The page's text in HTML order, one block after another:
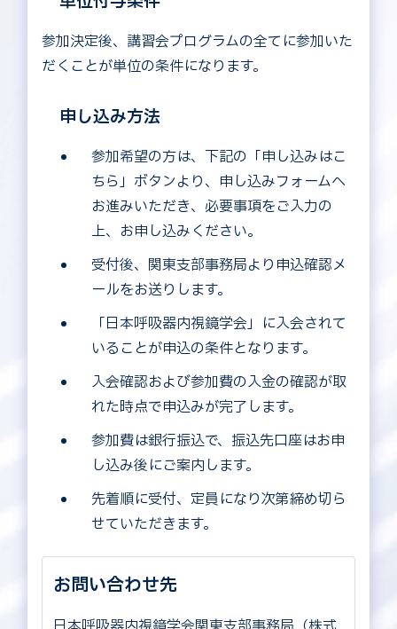
参加決定後、講習会プログラムの全てに参加いた
だくことが単位の条件になります。
申し込み方法
参加希望の方は、下記の「申し込みはこ
ちら」ボタンより、申し込みフォームへ
お進みいただき、必要事項をご入力の
上、お申し込みください。
受付後、関東支部事務局より申込確認メ
ールをお送りします。
「日本呼吸器内視鏡学会」に入会されて
いることが申込の条件となります。
入会確認および参加費の入金の確認が取
れた時点で申込みが完了します。
参加費は銀行振込で、振込先口座はお申
し込み後にご案内します。
先着順に受付、定員になり次第締め切ら
せていただきます。
お問い合わせ先